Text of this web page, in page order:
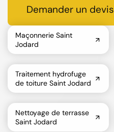
Demander un devis
Maçonnerie Saint
Jodard
Traitement hydrofuge
de toiture Saint Jodard
Nettoyage de terrasse
Saint Jodard